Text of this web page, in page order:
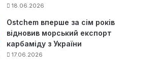
18.06.2026
Ostchem вперше за сім років
відновив морський експорт
карбаміду з України
17.06.2026